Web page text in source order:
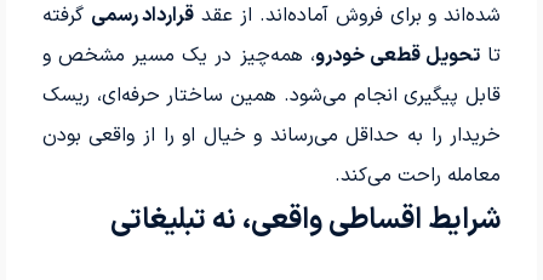
شده‌اند و برای فروش آماده‌اند. از عقد قرارداد رسمی گرفته
تا تحویل قطعی خودرو، همه‌چیز در یک مسیر مشخص و
قابل پیگیری انجام می‌شود. همین ساختار حرفه‌ای، ریسک
خریدار را به حداقل می‌رساند و خیال او را از واقعی بودن
معامله راحت می‌کند.
شرایط اقساطی واقعی، نه تبلیغاتی